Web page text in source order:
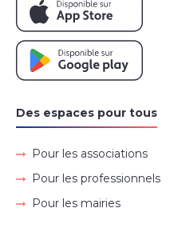
Des espaces pour tous
Pour les associations
Pour les professionnels
Pour les mairies